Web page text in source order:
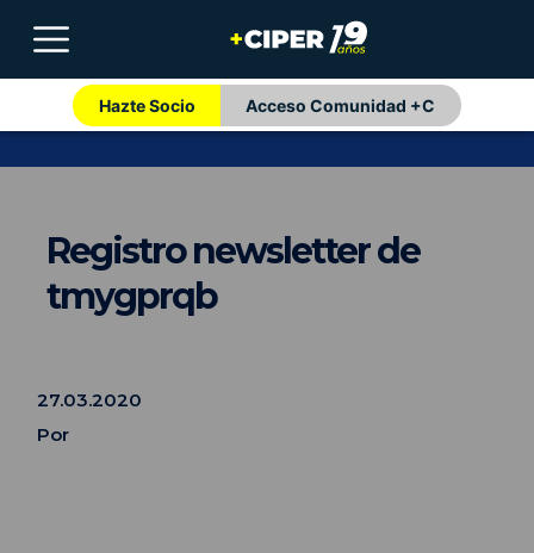
Hazte Socio Acceso Comunidad +C
Registro newsletter de
tmygprqb
27.03.2020
Por